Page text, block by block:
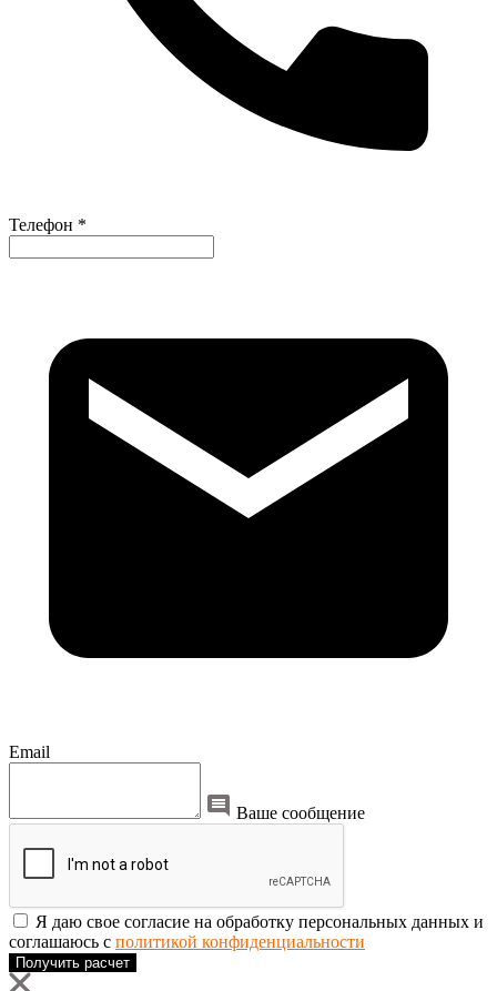
Телефон *
Email
Ваше сообщение
Я даю свое согласие на обработку персональных данных и
соглашаюсь с политикой конфиденциальности
Получить расчет